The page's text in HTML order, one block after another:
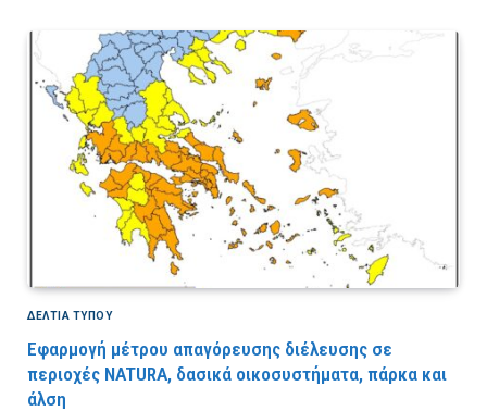
ΔΕΛΤΙΑ ΤΥΠΟΥ
Εφαρμογή μέτρου απαγόρευσης διέλευσης σε
περιοχές NATURA, δασικά οικοσυστήματα, πάρκα και
άλση